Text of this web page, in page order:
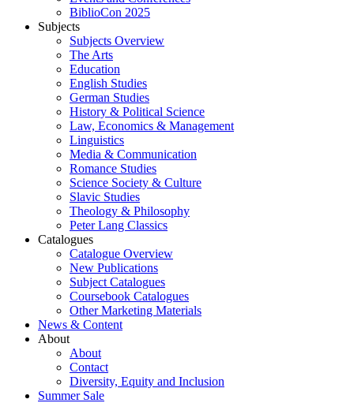
BiblioCon 2025
Subjects
Subjects Overview
The Arts
Education
English Studies
German Studies
History & Political Science
Law, Economics & Management
Linguistics
Media & Communication
Romance Studies
Science Society & Culture
Slavic Studies
Theology & Philosophy
Peter Lang Classics
Catalogues
Catalogue Overview
New Publications
Subject Catalogues
Coursebook Catalogues
Other Marketing Materials
News & Content
About
About
Contact
Diversity, Equity and Inclusion
Summer Sale